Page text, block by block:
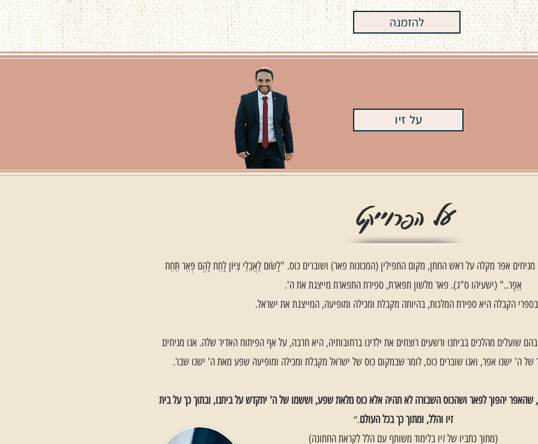
להזמנה
על זיו
על הפרוייקט
מניחים אפר מקלה על ראש החתן, מקום התפילין (המכונות פאר) ושוברים כוס. "לָשׂוּם לַאֲבֵלֵי צִיּוֹן לָתֵת לָהֶם פְּאֵר תַּחַת
אֵפֶר.." (ישעיהו ס"ג). פאר מלשון תפארת, ספירת התפארת מייצגת את ה'.
הקבלה היא ספירת המלכות, בהיותה מקבלת ומכילה ומופיעה, המייצגת את ישראל.
שועלים מהלכים בביתנו ורשעים רוצחים את ילדינו ברחובותיה, היא חרבה, על אף הפיתוח האדיר שלה. אנו מניחים
ה' ישנו אפר, ואנו שוברים כוס, לומר שבמקום כוס של ישראל מקבלת ומכילה ומופיעה שפע מאת ה' ישנו שבר.
שהאפר יהפוך לפאר ושהכוס השבורה לא תהיה אלא כוס מלאת שפע, וששמו של ה' יתקדש על ביתנו, ובתוך כך על בית
זיו והלל, ומתוך כך בכל העולם.״
(מתוך כתביו של זיו בלימוד משותף עם הלל לקראת החתונה)